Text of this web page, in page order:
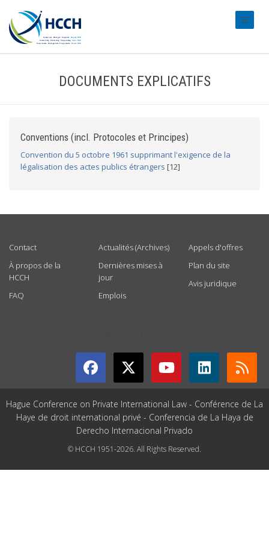
DOCUMENTS EXPLICATIFS
Conventions (incl. Protocoles et Principes)
Convention du 5 octobre 1961 supprimant l'exigence de la
légalisation des actes publics étrangers [12]
Contact
À propos de la
HCCH
FAQ
Actualités (Archives)
Dernières mises à
jour
Emplois
Appels d'offres
Plan du site
Avis juridique
Hague Conference on Private International Law - Conférence de La
Haye de droit international privé - Conferencia de La Haya de
Derecho Internacional Privado
© HCCH 1951-2026. All Rights Reserved.